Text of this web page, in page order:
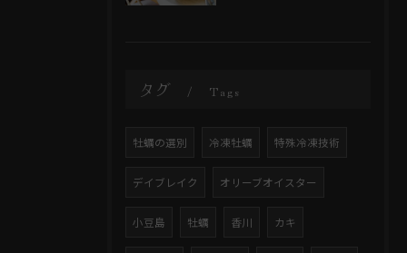
タグ Tags
牡蠣の選別 冷凍牡蠣 特殊冷凍技術
デイブレイク オリーブオイスター
小豆島 牡蠣 香川 カキ